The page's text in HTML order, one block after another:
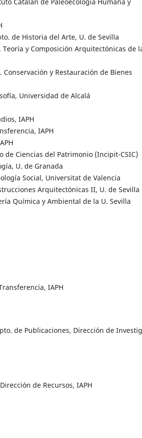
de Historia del Arte, U. de Sevilla
y Composición Arquitectónicas de
y Restauración de Bienes
Universidad de Alcalá
IAPH
IAPH
Ciencias del Patrimonio (Incipit-CSIC)
U. de Granada
Social, Universitat de Valencia
Arquitectónicas II, U. de Sevilla
Química y Ambiental de la U. Sevilla
IAPH
de Publicaciones, Dirección de
de Recursos, IAPH